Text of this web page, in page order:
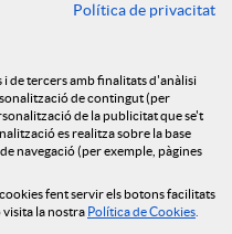
Política de privacitat
de tercers amb finalitats d'anàlisi
de contingut (per
de la publicitat que se't
es realitza sobre la base
navegació (per exemple, pàgines
fent servir els botons facilitats
visita la nostra Política de Cookies